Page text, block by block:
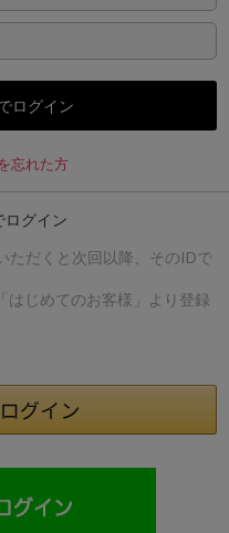
忘れた方
ログイン
ただくと次回以降、そのIDで
はじめてのお客様」より登録